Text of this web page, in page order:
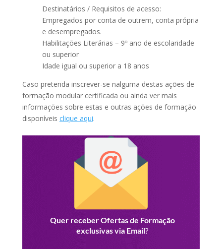
Destinatários / Requisitos de acesso:
Empregados por conta de outrem, conta própria
e desempregados.
Habilitações Literárias – 9º ano de escolaridade
ou superior
Idade igual ou superior a 18 anos
Caso pretenda inscrever-se nalguma destas ações de
formação modular certificada ou ainda ver mais
informações sobre estas e outras ações de formação
disponíveis clique aqui.